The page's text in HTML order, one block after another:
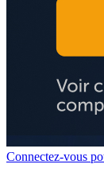
Connectez-vous